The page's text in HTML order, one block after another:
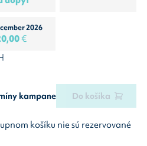
2026
€
kampane Do košíka
košíku nie sú rezervované